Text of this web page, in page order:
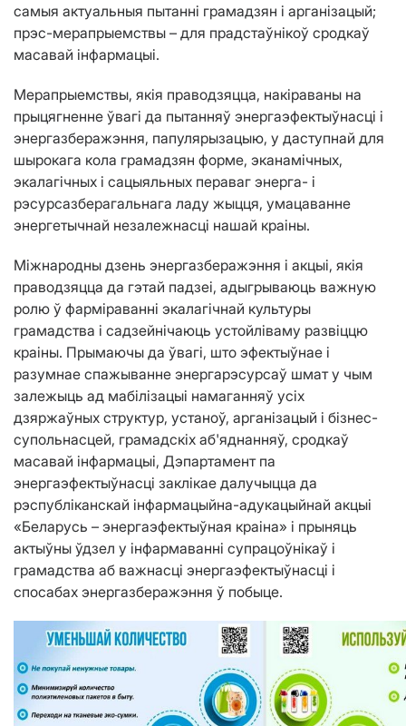
самыя актуальныя пытанні грамадзян і арганізацый;
прэс-мерапрыемствы – для прадстаўнікоў сродкаў
масавай інфармацыі.
Мерапрыемствы, якія праводзяцца, накіраваны на
прыцягненне ўвагі да пытанняў энергаэфектыўнасці і
энергазберажэння, папулярызацыю, у даступнай для
шырокага кола грамадзян форме, эканамічных,
экалагічных і сацыяльных пераваг энерга- і
рэсурсазберагальнага ладу жыцця, умацаванне
энергетычнай незалежнасці нашай краіны.
Міжнародны дзень энергазберажэння і акцыі, якія
праводзяцца да гэтай падзеі, адыгрываюць важную
ролю ў фарміраванні экалагічнай культуры
грамадства і садзейнічаюць устойліваму развіццю
краіны. Прымаючы да ўвагі, што эфектыўнае і
разумнае спажыванне энергарэсурсаў шмат у чым
залежыць ад мабілізацыі намаганняў усіх
дзяржаўных структур, устаноў, арганізацый і бізнес-
супольнасцей, грамадскіх аб'яднанняў, сродкаў
масавай інфармацыі, Дэпартамент па
энергаэфектыўнасці заклікае далучыцца да
рэспубліканскай інфармацыйна-адукацыйнай акцыі
«Беларусь – энергаэфектыўная краіна» і прыняць
актыўны ўдзел у інфармаванні супрацоўнікаў і
грамадства аб важнасці энергаэфектыўнасці і
спосабах энергазберажэння ў побыце.